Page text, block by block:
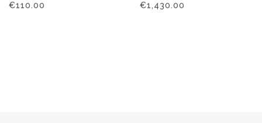
€110.00 €1,430.00